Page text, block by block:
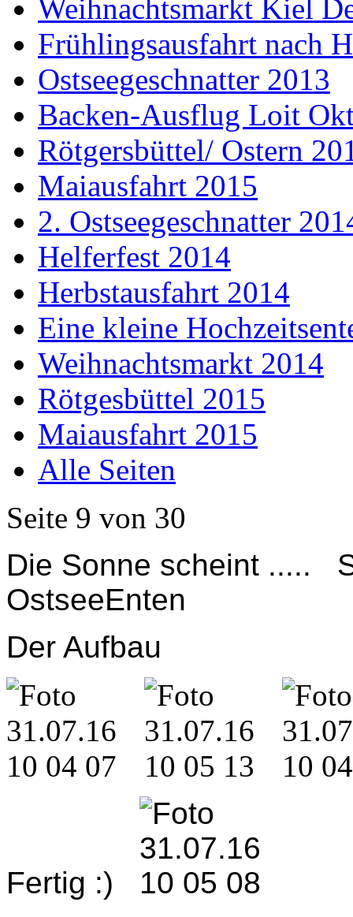
Weihnachtsmarkt Kiel
Frühlingsausfahrt nach
Ostseegeschnatter 2013
Backen-Ausflug Loit
Rötgersbüttel/ Ostern
Maiausfahrt 2015
2. Ostseegeschnatter
Helferfest 2014
Herbstausfahrt 2014
Eine kleine
Weihnachtsmarkt 2014
Rötgesbüttel 2015
Maiausfahrt 2015
Alle Seiten
Seite 9 von 30
Die Sonne scheint .....
OstseeEnten
Der Aufbau
Fertig :)